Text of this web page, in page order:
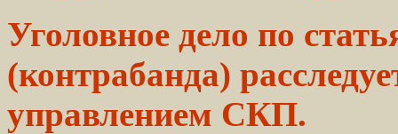
Уголовное дело по
(контрабанда)
управлением СКП.